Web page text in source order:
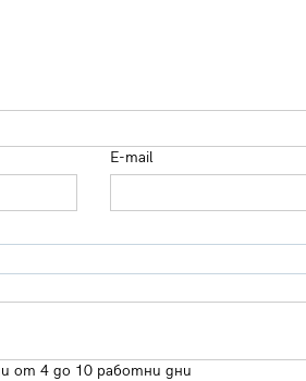
E-mail
от 4 до 10 работни дни